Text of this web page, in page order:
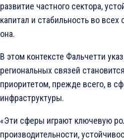
развитие частного сектора,
капитал и стабильность во
она.
В этом контексте Фальчетти
региональных связей
приоритетом, прежде всего, в
инфраструктуры.
«Эти сферы играют ключевую
производительности,